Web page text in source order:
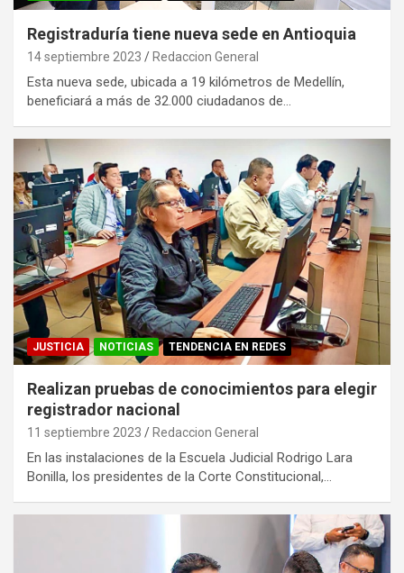
Registraduría tiene nueva sede en Antioquia
14 septiembre 2023 Redaccion General
Esta nueva sede, ubicada a 19 kilómetros de Medellín,
beneficiará a más de 32.000 ciudadanos de…
JUSTICIA NOTICIAS TENDENCIA EN REDES
Realizan pruebas de conocimientos para elegir
registrador nacional
11 septiembre 2023 Redaccion General
En las instalaciones de la Escuela Judicial Rodrigo Lara
Bonilla, los presidentes de la Corte Constitucional,…